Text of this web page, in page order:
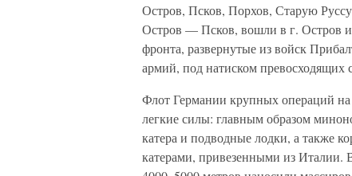
Остров, Псков, Порхов, Старую
Остров — Псков, вошли в г. Остров
фронта, развернутые из войск
армий, под натиском
Флот Германии крупных операций
легкие силы: главным образом
катера и подводные лодки, а также
катерами, привезенными из Италии.